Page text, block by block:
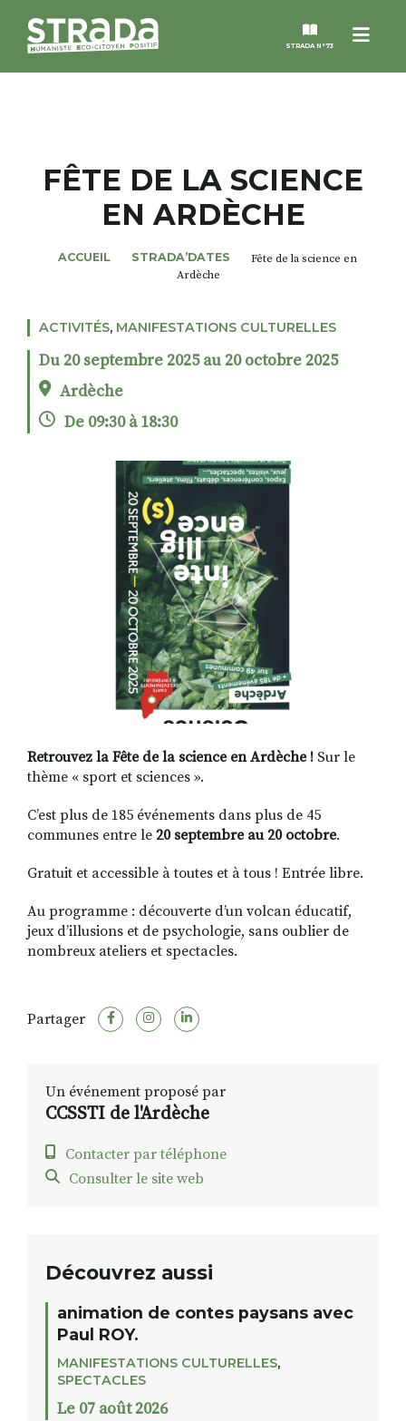
Menu
STRADA N°73
MAGAZINES
NOS THÈMES
ALTER STRADA
ROSÉE DE MAI
RECHERCHER
S'ABONNER
S'INSCRIRE À LA NEWSLETTER
FACEBOOKINSTAGRAM
LINKEDIN
FÊTE DE LA SCIENCE
EN ARDÈCHE
ACCUEIL STRADA’DATES
Fête de la science en
Ardèche
ACTIVITÉS, MANIFESTATIONS CULTURELLES
Du 20 septembre 2025 au 20 octobre 2025
Ardèche
De 09:30 à 18:30
Retrouvez la Fête de la science en Ardèche ! Sur le
thème « sport et sciences ».
C’est plus de 185 événements dans plus de 45
communes entre le 20 septembre au 20 octobre.
Gratuit et accessible à toutes et à tous ! Entrée libre.
Au programme : découverte d’un volcan éducatif,
jeux d’illusions et de psychologie, sans oublier de
nombreux ateliers et spectacles.
Partager
Un événement proposé par
CCSSTI de l'Ardèche
Contacter par téléphone
Consulter le site web
Découvrez aussi
animation de contes paysans avec
Paul ROY.
MANIFESTATIONS CULTURELLES,
SPECTACLES
Le 07 août 2026